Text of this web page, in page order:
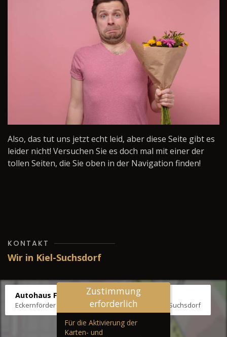
Also, das tut uns jetzt echt leid, aber diese Seite gibt es
leider nicht! Versuchen Sie es doch mal mit einer der
tollen Seiten, die Sie oben in der Navigation finden!
KONTAKT
Wir in Kiel-Suchsdorf
Autohaus Fräter
Eckernförder Str. /Klausbrooker Weg 1, 24107 Kiel-Suchsdorf
Zustimmung
erforderlich
Für die Aktivierung der
Karten- und